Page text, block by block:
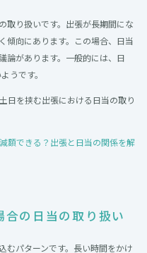
取り扱いです。出張が長期間にな
傾向にあります。この場合、日当
論があります。一般的には、日
うです。
日を挟む出張における日当の取り
額できる？出張と日当の関係を解
の日当の取り扱い
むパターンです。長い時間をかけ